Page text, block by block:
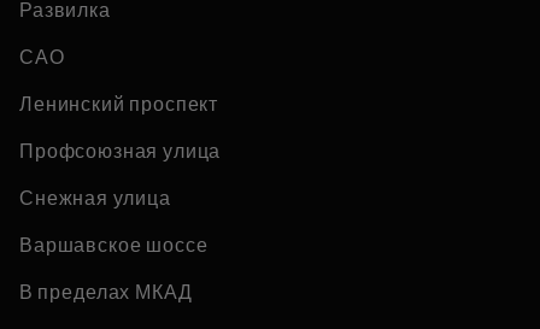
Развилка
САО
Ленинский проспект
Профсоюзная улица
Снежная улица
Варшавское шоссе
В пределах МКАД